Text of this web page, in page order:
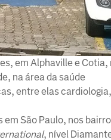
em Alphaville e Cotia,
na área da saúde
entre elas cardiologia,
São Paulo, nos
, nível